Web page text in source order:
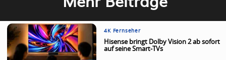
4K Fernseher
Hisense bringt Dolby Vision 2 ab sofort
auf seine Smart-TVs